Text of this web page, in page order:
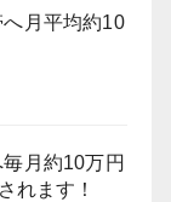
へ月平均約10
月約10万円
れます！